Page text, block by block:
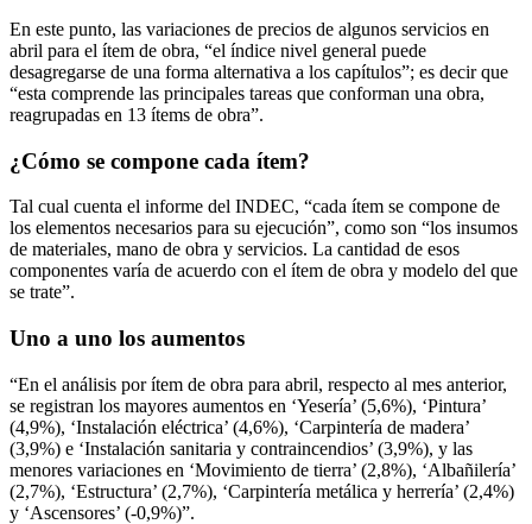
En este punto, las variaciones de precios de algunos servicios en
abril para el ítem de obra, “el índice nivel general puede
desagregarse de una forma alternativa a los capítulos”; es decir que
“esta comprende las principales tareas que conforman una obra,
reagrupadas en 13 ítems de obra”.
¿Cómo se compone cada ítem?
Tal cual cuenta el informe del INDEC, “cada ítem se compone de
los elementos necesarios para su ejecución”, como son “los insumos
de materiales, mano de obra y servicios. La cantidad de esos
componentes varía de acuerdo con el ítem de obra y modelo del que
se trate”.
Uno a uno los aumentos
“En el análisis por ítem de obra para abril, respecto al mes anterior,
se registran los mayores aumentos en ‘Yesería’ (5,6%), ‘Pintura’
(4,9%), ‘Instalación eléctrica’ (4,6%), ‘Carpintería de madera’
(3,9%) e ‘Instalación sanitaria y contraincendios’ (3,9%), y las
menores variaciones en ‘Movimiento de tierra’ (2,8%), ‘Albañilería’
(2,7%), ‘Estructura’ (2,7%), ‘Carpintería metálica y herrería’ (2,4%)
y ‘Ascensores’ (-0,9%)”.